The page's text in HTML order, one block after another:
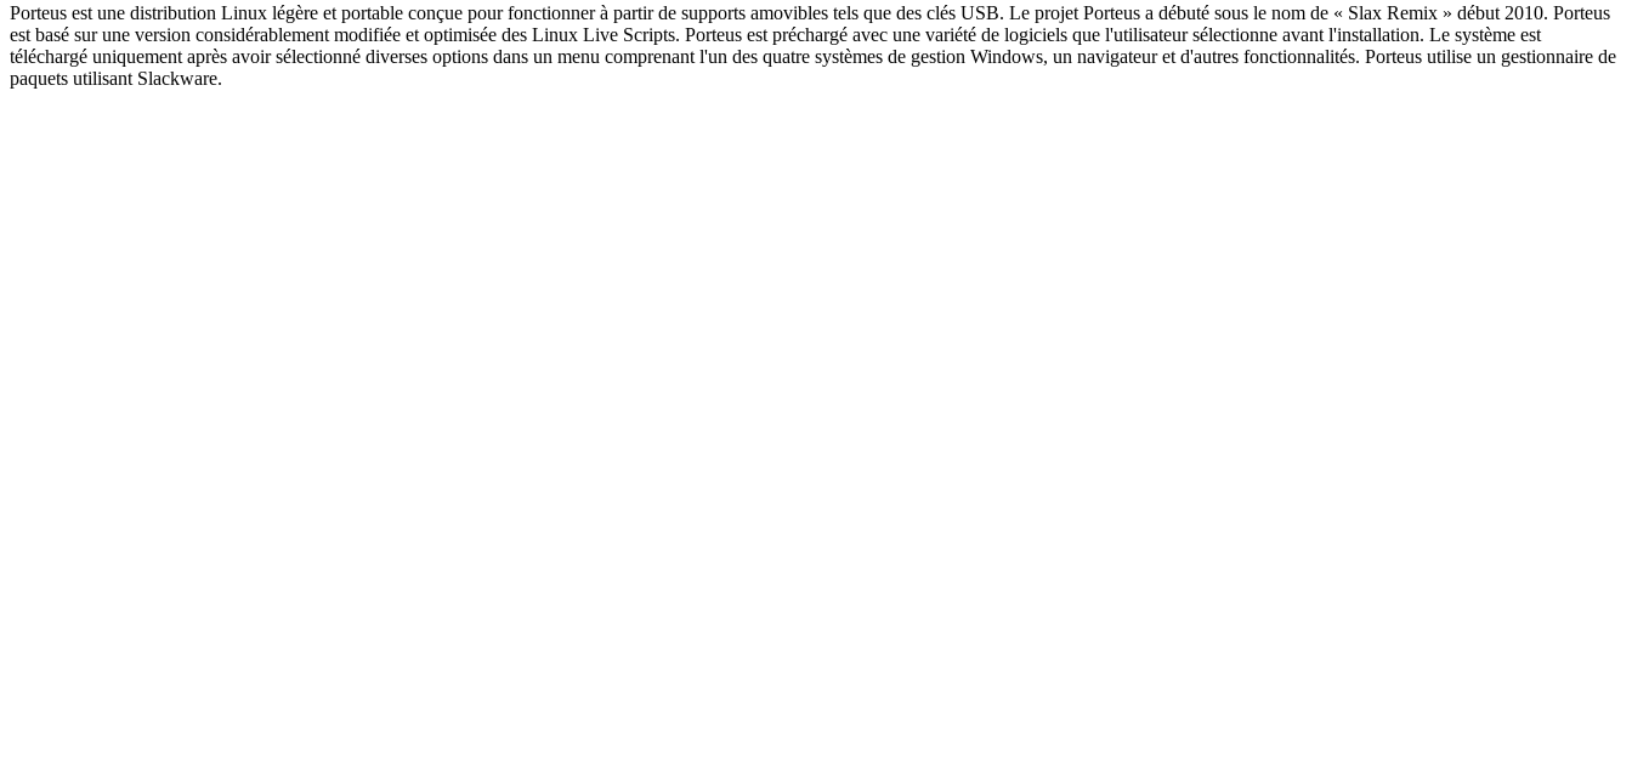
Porteus est une distribution Linux légère et portable conçue pour fonctionner à partir de supports amovibles tels que des clés USB. Le projet Porteus a débuté sous le nom de « Slax Remix » début 2010. Porteus
est basé sur une version considérablement modifiée et optimisée des Linux Live Scripts. Porteus est préchargé avec une variété de logiciels que l'utilisateur sélectionne avant l'installation. Le système est
téléchargé uniquement après avoir sélectionné diverses options dans un menu comprenant l'un des quatre systèmes de gestion Windows, un navigateur et d'autres fonctionnalités. Porteus utilise un gestionnaire de
paquets utilisant Slackware.